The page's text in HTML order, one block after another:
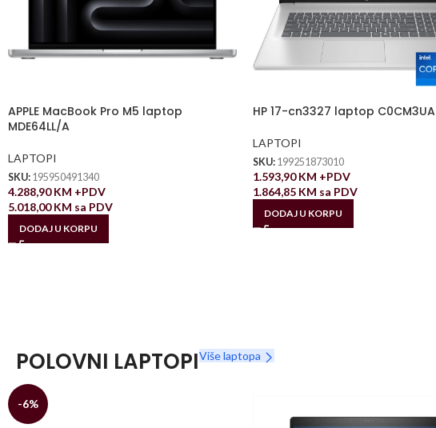
APPLE MacBook Pro M5 laptop
MDE64LL/A
LAPTOPI
SKU: 195950491340
4.288,90KM +PDV
5.018,00KM sa PDV
DODAJ U KORPU
HP 17-cn3327 laptop C0CM3UA
LAPTOPI
SKU: 199251873010
1.593,90KM +PDV
1.864,85 KM sa PDV
DODAJ U KORPU
POLOVNI LAPTOPIViše laptopa
-6%